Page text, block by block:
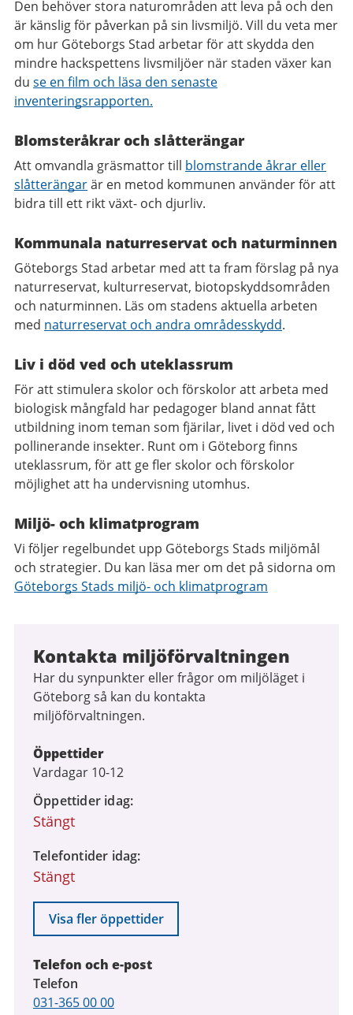
Den behöver stora naturområden att leva på och den
är känslig för påverkan på sin livsmiljö. Vill du veta mer
om hur Göteborgs Stad arbetar för att skydda den
mindre hackspettens livsmiljöer när staden växer kan
du se en film och läsa den senaste
inventeringsrapporten.
Blomsteråkrar och slåtterängar
Att omvandla gräsmattor till blomstrande åkrar eller
slåtterängarär en metod kommunen använder för att
bidra till ett rikt växt- och djurliv.
Kommunala naturreservat och naturminnen
Göteborgs Stad arbetar med att ta fram förslag på nya
naturreservat, kulturreservat, biotopskyddsområden
och naturminnen. Läs om stadens aktuella arbeten
med naturreservat och andra områdesskydd.
Liv i död ved och uteklassrum
För att stimulera skolor och förskolor att arbeta med
biologisk mångfald har pedagoger bland annat fått
utbildning inom teman som fjärilar, livet i död ved och
pollinerande insekter. Runt om i Göteborg finns
uteklassrum, för att ge fler skolor och förskolor
möjlighet att ha undervisning utomhus.
Miljö- och klimatprogram
Vi följer regelbundet upp Göteborgs Stads miljömål
och strategier. Du kan läsa mer om det på sidorna om
Göteborgs Stads miljö- och klimatprogram
Kontakta miljöförvaltningen
Har du synpunkter eller frågor om miljöläget i
Göteborg så kan du kontakta
miljöförvaltningen.
Öppettider
Vardagar 10-12
Öppettider idag
Stängt
Telefontider idag
Stängt
Visa fler öppettider
Telefon och e-post
Telefon
031-365 00 00